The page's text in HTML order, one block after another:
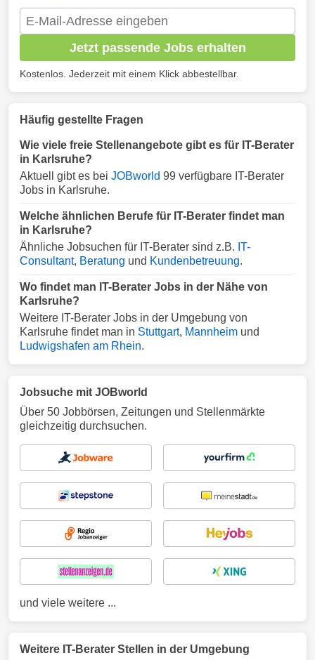
Jetzt passende Jobs erhalten
Kostenlos. Jederzeit mit einem Klick abbestellbar.
Häufig gestellte Fragen
Wie viele freie Stellenangebote gibt es für IT-Berater
in Karlsruhe?
Aktuell gibt es bei JOBworld 99 verfügbare IT-Berater
Jobs in Karlsruhe.
Welche ähnlichen Berufe für IT-Berater findet man
in Karlsruhe?
Ähnliche Jobsuchen für IT-Berater sind z.B. IT-
Consultant, Beratung und Kundenbetreuung.
Wo findet man IT-Berater Jobs in der Nähe von
Karlsruhe?
Weitere IT-Berater Jobs in der Umgebung von
Karlsruhe findet man in Stuttgart, Mannheim und
Ludwigshafen am Rhein.
Jobsuche mit JOBworld
Über 50 Jobbörsen, Zeitungen und Stellenmärkte
gleichzeitig durchsuchen.
und viele weitere ...
Weitere IT-Berater Stellen in der Umgebung